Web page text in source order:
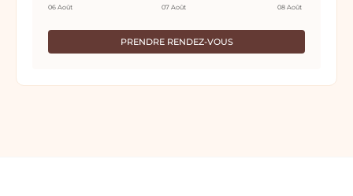
PRENDRE RENDEZ-VOUS
06 Août 07 Août 08 Août